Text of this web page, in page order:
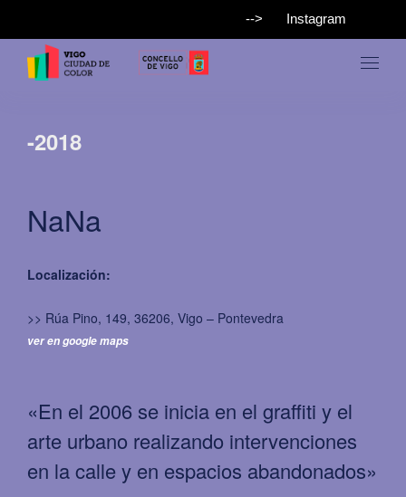
--> Instagram
-2018
NaNa
Localización:
>> Rúa Pino, 149, 36206, Vigo – Pontevedra
ver en google maps
«En el 2006 se inicia en el graffiti y el
arte urbano realizando intervenciones
en la calle y en espacios abandonados»